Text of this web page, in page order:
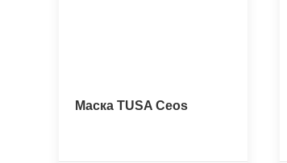
Маска TUSA Ceos